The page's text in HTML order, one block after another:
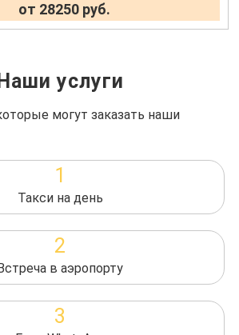
от 28250 руб.
Наши услуги
могут заказать наши
1
Такси на день
2
в аэропорту
3